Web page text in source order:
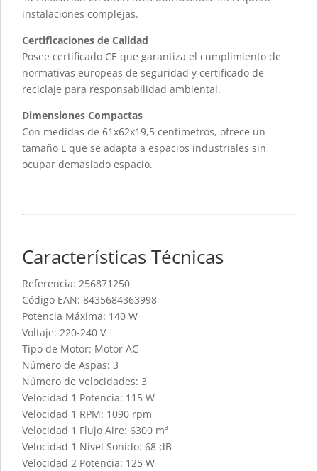
instalaciones complejas.
Certificaciones de Calidad
Posee certificado CE que garantiza el cumplimiento de
normativas europeas de seguridad y certificado de
reciclaje para responsabilidad ambiental.
Dimensiones Compactas
Con medidas de 61x62x19,5 centímetros, ofrece un
tamaño L que se adapta a espacios industriales sin
ocupar demasiado espacio.
Características Técnicas
Referencia: 256871250
Código EAN: 8435684363998
Potencia Máxima: 140 W
Voltaje: 220-240 V
Tipo de Motor: Motor AC
Número de Aspas: 3
Número de Velocidades: 3
Velocidad 1 Potencia: 115 W
Velocidad 1 RPM: 1090 rpm
Velocidad 1 Flujo Aire: 6300 m³
Velocidad 1 Nivel Sonido: 68 dB
Velocidad 2 Potencia: 125 W